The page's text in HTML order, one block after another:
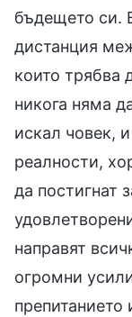
бъдещето си.
дистанция
които трябва
никога няма
искал човек,
реалности,
да постигнат
направят
огромни